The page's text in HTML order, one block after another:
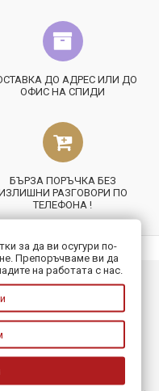
ДО АДРЕС ИЛИ ДО
ОФИС НА СПИДИ
БЪРЗА ПОРЪЧКА БЕЗ
РАЗГОВОРИ ПО
ТЕЛЕФОНА !
за да ви осугури по-
Препоръчваме ви да
на работата с нас.